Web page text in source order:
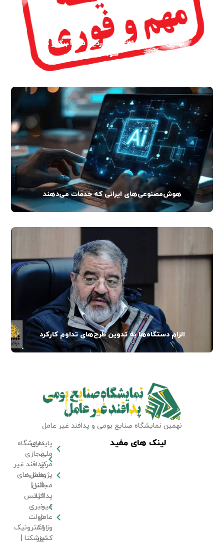
نهمین نمایشگاه 31-28 فروردین 1405 برگزار می
شود
هوش‌مصنوعی‌های ایرانی که خدمات می‌دهند
الزام دستگاه‌ها به تدوین طرح‌های تداوم کارکرد
نهمین نمایشگاه صنایع بومی و پدافند غیر عامل
لینک های مفید
پایداری
ملی
مرکز
پژوهش‌های
مجلس
پدافند
غیر
عامل
وزارت
کشور
نمایشگاه
مجازی
پدافند غیر
عامل
اگنا |
آژانس
خبری
دولت
الکترونیک
پزشکنا |